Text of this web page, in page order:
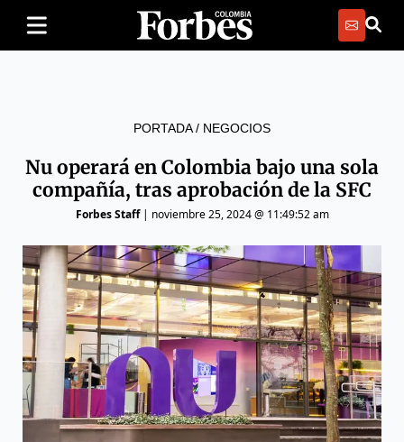
PORTADA/ NEGOCIOS
Nu operará en Colombia bajo una sola
compañía, tras aprobación de la SFC
Forbes Staff| noviembre 25, 2024 @ 11:49:52 am